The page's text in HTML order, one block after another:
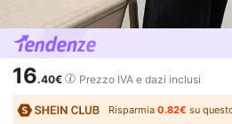
16.40€ Prezzo IVA e dazi inclusi
Risparmia0.82€ su